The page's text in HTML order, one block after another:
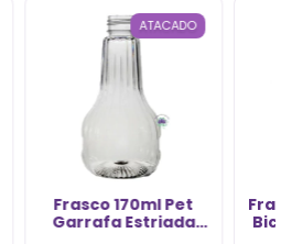
ATACADO
Frasco 170ml Pet
Garrafa Estriada